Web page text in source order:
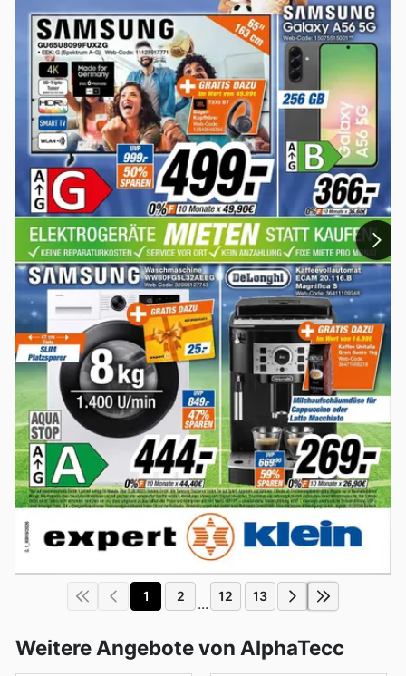
1 2 ... 12 13
Weitere Angebote von AlphaTecc